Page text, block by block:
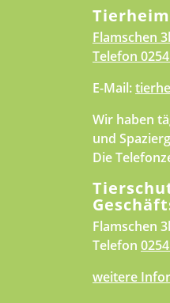
Flamschen
Telefon
E-Mail:
Wir haben
und
Die
Flamschen
Telefon
weitere